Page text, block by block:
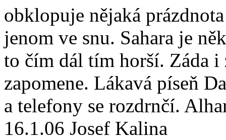
obklopuje nějaká
jenom ve snu. Sahara je
to čím dál tím horší. Záda i
zapomene. Lákavá píseň
a telefony se rozdrnčí.
16.1.06 Josef Kalina